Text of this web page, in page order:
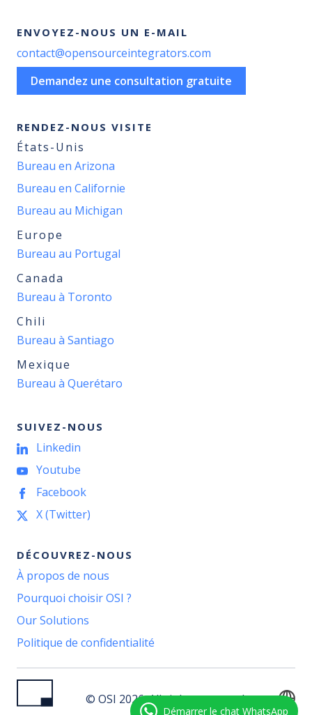
ENVOYEZ-NOUS UN E-MAIL
contact@opensourceintegrators.com
Demandez une consultation gratuite
RENDEZ-NOUS VISITE
États-Unis
Bureau en Arizona
Bureau en Californie
Bureau au Michigan
Europe
Bureau au Portugal
Canada
Bureau à Toronto
Chili
Bureau à Santiago
Mexique
Bureau à Querétaro
SUIVEZ-NOUS
Linkedin
Youtube
Facebook
X (Twitter)
DÉCOUVREZ-NOUS
À propos de nous
Pourquoi choisir OSI ?
Our Solutions
Politique de confidentialité
© OSI 2026. All rights reserved.
Démarrer le chat WhatsApp